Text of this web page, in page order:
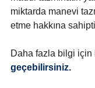
miktarda manevi
etme hakkına
Daha fazla bilgi için
geçebilirsiniz.